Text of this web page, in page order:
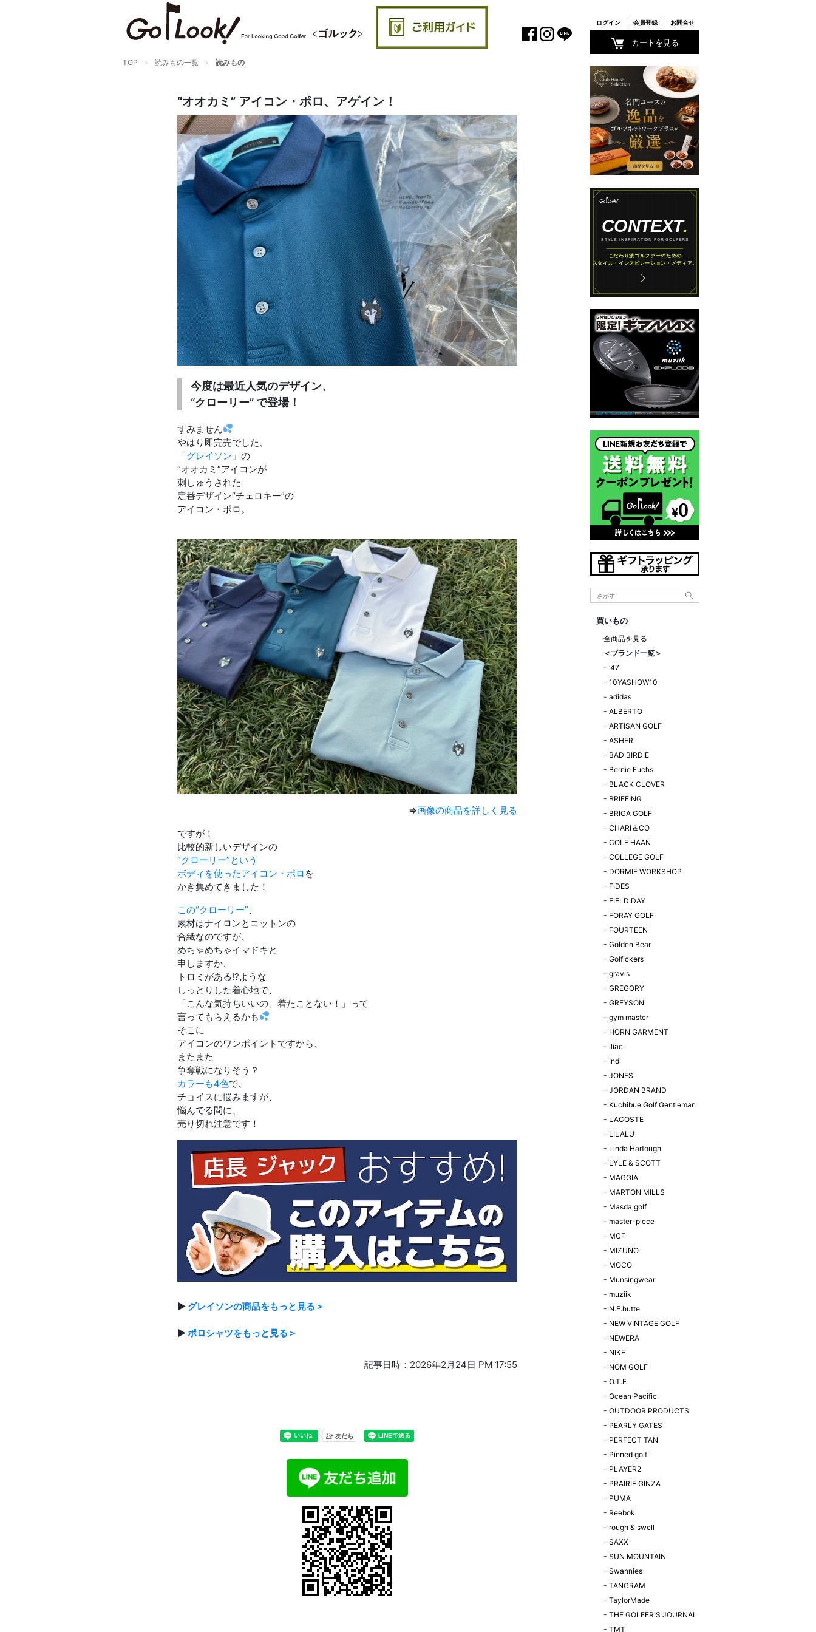
TOP 読みもの一覧 読みもの
“オオカミ” アイコン・ポロ、アゲイン！
今度は最近人気のデザイン、
“クローリー” で登場！
すみません
やはり即完売でした、
「グレイソン」 の
“オオカミ”アイコンが
刺しゅうされた
定番デザイン“チェロキー”の
アイコン・ポロ。
⇒画像の商品を詳しく見る
ですが！
比較的新しいデザインの
“クローリー”という
ボディを使ったアイコン・ポロ を
かき集めてきました！
この“クローリー”
素材はナイロンとコットンの
合繊なのですが、
めちゃめちゃイマドキと
申しますか、
トロミがある!?ような
しっとりした着心地で、
「こんな気持ちいいの、着たことない！」って
言ってもらえるかも
そこに
アイコンのワンポイントですから、
またまた
争奪戦になりそう？
カラーも4色で、
チョイスに悩みますが、
悩んでる間に、
売り切れ注意です！
▶ グレイソンの商品をもっと見る＞
▶ポロシャツをもっと見る＞
記事日時：2026年2月24日 PM 17:55
ログイン 会員登録 お問合せ
カートを見る
買いもの
全商品を見る
＜ブランド一覧＞
- '47
- 10YASHOW10
- adidas
- ALBERTO
- ARTISAN GOLF
- ASHER
- BAD BIRDIE
- Bernie Fuchs
- BLACK CLOVER
- BRIEFING
- BRIGA GOLF
- CHARI＆CO
- COLE HAAN
- COLLEGE GOLF
- DORMIE WORKSHOP
- FIDES
- FIELD DAY
- FORAY GOLF
- FOURTEEN
- Golden Bear
- Golfickers
- gravis
- GREGORY
- GREYSON
- gym master
- HORN GARMENT
- iliac
- Indi
- JONES
- JORDAN BRAND
- Kuchibue Golf Gentleman
- LACOSTE
- LILALU
- Linda Hartough
- LYLE & SCOTT
- MAGGIA
- MARTON MILLS
- Masda golf
- master-piece
- MCF
- MIZUNO
- MOCO
- Munsingwear
- muziik
- N.E.hutte
- NEW VINTAGE GOLF
- NEWERA
- NIKE
- NOM GOLF
- O.T.F
- Ocean Pacific
- OUTDOOR PRODUCTS
- PEARLY GATES
- PERFECT TAN
- Pinned golf
- PLAYER2
- PRAIRIE GINZA
- PUMA
- Reebok
- rough & swell
- SAXX
- SUN MOUNTAIN
- Swannies
- TANGRAM
- TaylorMade
- THE GOLFER'S JOURNAL
- TMT